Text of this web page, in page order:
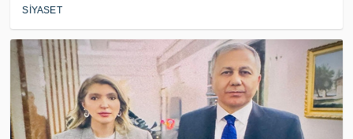
SİYASET